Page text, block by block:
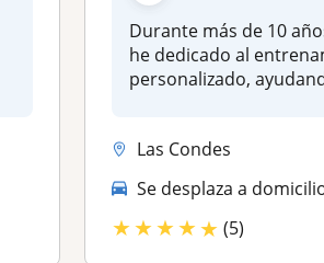
Durante más de 10
he dedicado al
personalizado,
Las Condes
Se desplaza a
★★★★★ (5)